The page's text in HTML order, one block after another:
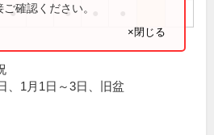
● ●
確認ください。
×閉じる
、1月1日～3日、旧盆